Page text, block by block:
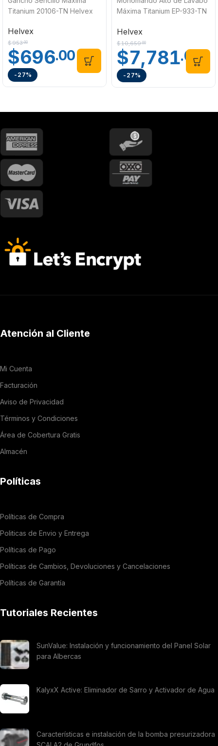
Titanium 20106-TN Helvex
Helvex
$953.00
$696.00
-27%
Máxima Titanium EP-933-TN
Helvex
$10,659.00
$7,781.00
-27%
Atención al Cliente
Mi Cuenta
Facturación
Aviso de Privacidad
Términos y Condiciones
Área de Cobertura Gratis
Almacén
Políticas
Políticas de Compra
Politicas de Envio y Entrega
Políticas de Pago
Políticas de Cambios, Devoluciones y Cancelaciones
Políticas de Garantía
Tutoriales Recientes
SunValue: Instalación y funcionamiento del Panel Solar
para Albercas
KalyxX Active: Eliminador de Sarro y Activador de Agua
Características e instalación de la bomba presurizadora